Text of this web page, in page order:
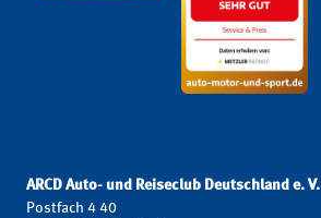
ARCD Auto- und Reiseclub Deutschland e. V.
Postfach 4 40